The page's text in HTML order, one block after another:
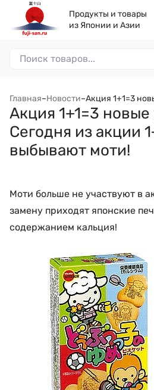
Продукты и товары
из Японии и Азии
Главная–Новости–Акция 1+1=3
Акция 1+1=3 новые
Сегодня из акции
выбывают моти!
Моти больше не участвуют в
замену приходят японские
содержанием кальция!